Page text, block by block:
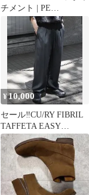
チメント | PE
STRETCH DOUBLE
CLOTH OPEN COLLAR
L/S SHIRT 開襟 シャツ
| 1 | ブラック | メンズ
¥10,000
セール‼️CU/RY FIBRIL
TAFFETA EASY
TROUSERS